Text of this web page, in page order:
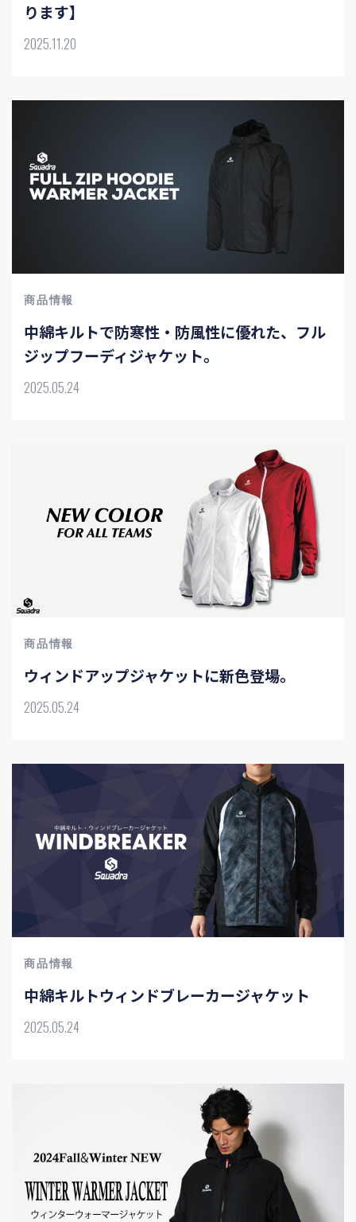
ります】
2025.11.20
商品情報
中綿キルトで防寒性・防風性に優れた、フル
ジップフーディジャケット。
2025.05.24
商品情報
ウィンドアップジャケットに新色登場。
2025.05.24
商品情報
中綿キルトウィンドブレーカージャケット
2025.05.24